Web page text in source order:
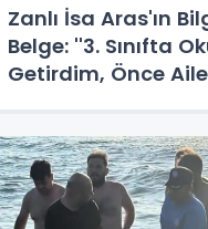
Zanlı İsa Aras'ın
Belge: ''3. Sınıfta
Getirdim, Önce